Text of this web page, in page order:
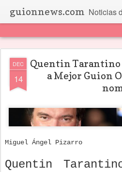
guionnews.com Noticias de
DEC
14
Quentin Tarantino
a Mejor Guion
Miguel Ángel Pizarro
Quentin